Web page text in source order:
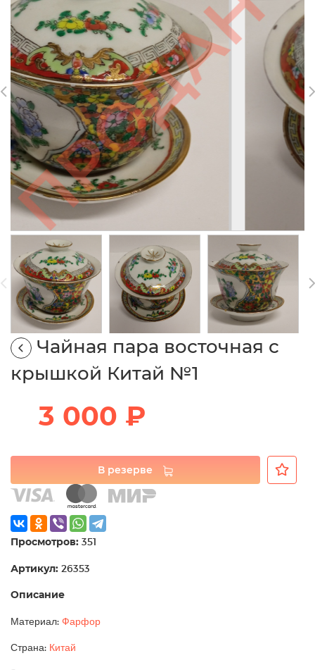
Чайная пара восточная с
крышкой Китай №1
3 000 ₽
В резерве
Просмотров: 351
Артикул: 26353
Описание
Материал: Фарфор
Страна: Китай